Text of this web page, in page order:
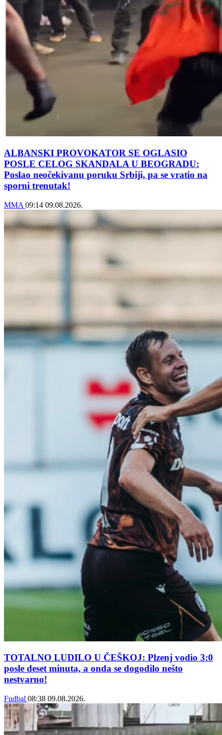
ALBANSKI PROVOKATOR SE OGLASIO
POSLE CELOG SKANDALA U BEOGRADU:
Poslao neočekivanu poruku Srbiji, pa se vratio na
sporni trenutak!
MMA 09:14 09.08.2026.
TOTALNO LUDILO U ČEŠKOJ: Plzenj vodio 3:0
posle deset minuta, a onda se dogodilo nešto
nestvarno!
Fudbal 08:38 09.08.2026.